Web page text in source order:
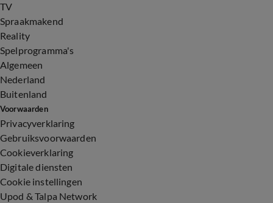
TV
Spraakmakend
Reality
Spelprogramma's
Algemeen
Nederland
Buitenland
Voorwaarden
Privacyverklaring
Gebruiksvoorwaarden
Cookieverklaring
Digitale diensten
Cookie instellingen
Upod & Talpa Network